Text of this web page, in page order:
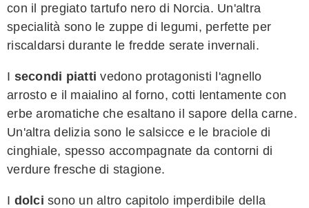
con il pregiato tartufo nero di Norcia. Un'altra
specialità sono le zuppe di legumi, perfette per
riscaldarsi durante le fredde serate invernali.
I secondi piatti vedono protagonisti l'agnello
arrosto e il maialino al forno, cotti lentamente con
erbe aromatiche che esaltano il sapore della carne.
Un'altra delizia sono le salsicce e le braciole di
cinghiale, spesso accompagnate da contorni di
verdure fresche di stagione.
I dolci sono un altro capitolo imperdibile della